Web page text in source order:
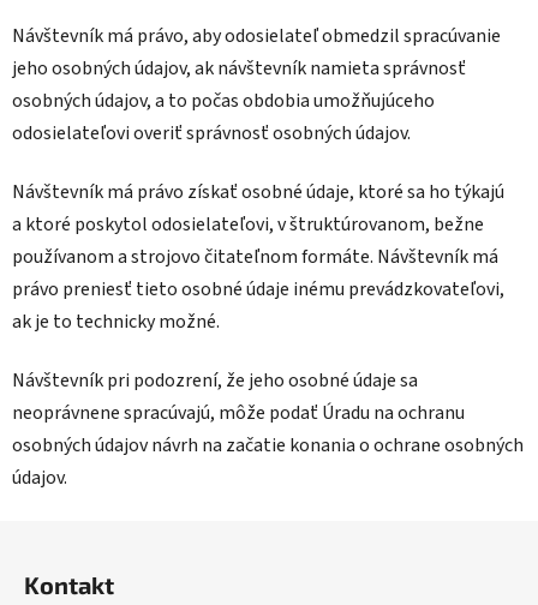
Návštevník má právo, aby odosielateľ obmedzil spracúvanie
jeho osobných údajov, ak návštevník namieta správnosť
osobných údajov, a to počas obdobia umožňujúceho
odosielateľovi overiť správnosť osobných údajov.
Návštevník má právo získať osobné údaje, ktoré sa ho týkajú
a ktoré poskytol odosielateľovi, v štruktúrovanom, bežne
používanom a strojovo čitateľnom formáte. Návštevník má
právo preniesť tieto osobné údaje inému prevádzkovateľovi,
ak je to technicky možné.
Návštevník pri podozrení, že jeho osobné údaje sa
neoprávnene spracúvajú, môže podať Úradu na ochranu
osobných údajov návrh na začatie konania o ochrane osobných
údajov.
Kontakt